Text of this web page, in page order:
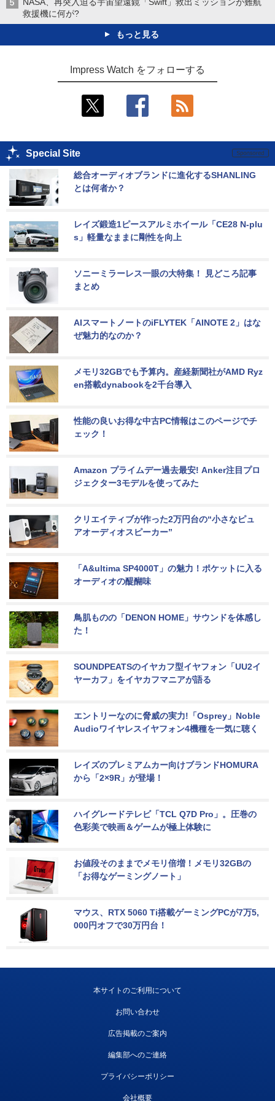
救援機に何が?
もっと見る
Impress Watch をフォローする
Special Site
総合オーディオブランドに進化するSHANLING
とは何者か？
レイズ鍛造1ピースアルミホイール「CE28 N-plu
s」軽量なままに剛性を向上
ソニーミラーレス一眼の大特集！ 見どころ記事
まとめ
AIスマートノートのiFLYTEK「AINOTE 2」はな
ぜ魅力的なのか？
メモリ32GBでも予算内。産経新聞社がAMD Ryz
en搭載dynabookを2千台導入
性能の良いお得な中古PC情報はこのページでチ
ェック！
Amazon プライムデー過去最安! Anker注目プロ
ジェクター3モデルを使ってみた
クリエイティブが作った2万円台の“小さなピュ
アオーディオスピーカー”
「A&ultima SP4000T」の魅力！ポケットに入る
オーディオの醍醐味
鳥肌ものの「DENON HOME」サウンドを体感し
た！
SOUNDPEATSのイヤカフ型イヤフォン「UU2イ
ヤーカフ」をイヤカフマニアが語る
エントリーなのに脅威の実力!「Osprey」Noble
Audioワイヤレスイヤフォン4機種を一気に聴く
レイズのプレミアムカー向けブランドHOMURA
から「2×9R」が登場！
ハイグレードテレビ「TCL Q7D Pro」。圧巻の
色彩美で映画＆ゲームが極上体験に
お値段そのままでメモリ倍増！メモリ32GBの
「お得なゲーミングノート」
マウス、RTX 5060 Ti搭載ゲーミングPCが7万5,
000円オフで30万円台！
本サイトのご利用について
お問い合わせ
広告掲載のご案内
編集部へのご連絡
プライバシーポリシー
会社概要